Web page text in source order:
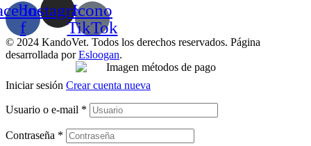
f
InstagramIcono
TikTok
© 2024 KandoVet. Todos los derechos reservados. Página
desarrollada porEsloogan.
Iniciar sesión Crear cuenta nueva
Usuario o e-mail *
Contraseña *